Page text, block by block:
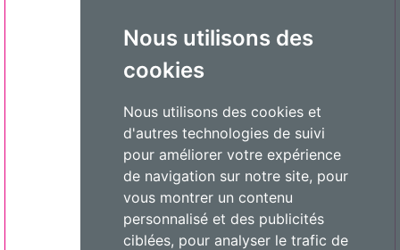
Nous utilisons des
cookies
Nous utilisons des cookies et
d'autres technologies de suivi
pour améliorer votre expérience
de navigation sur notre site, pour
vous montrer un contenu
personnalisé et des publicités
ciblées, pour analyser le trafic de